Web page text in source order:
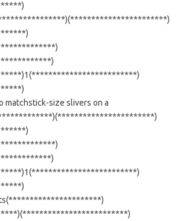
matchstick-size slivers on a